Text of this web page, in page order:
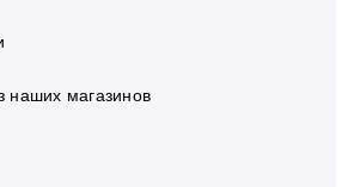
наших магазинов